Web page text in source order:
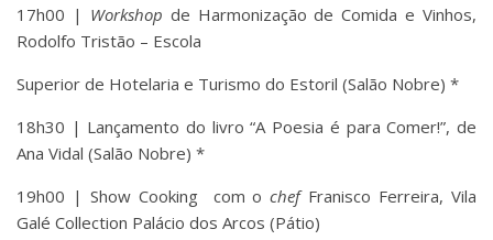
17h00 | Workshop de Harmonização de Comida e Vinhos,
Rodolfo Tristão – Escola
Superior de Hotelaria e Turismo do Estoril (Salão Nobre) *
18h30 | Lançamento do livro “A Poesia é para Comer!”, de
Ana Vidal (Salão Nobre) *
19h00 | Show Cooking com ochefFranisco Ferreira, Vila
Galé Collection Palácio dos Arcos (Pátio)